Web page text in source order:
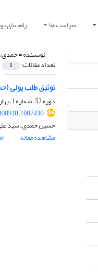
سیاست ها راهنمای
نویسنده =
تعداد مقالات: 1
توثیق طلب پولی
دوره 52، شماره 1، بهار 1401، صفحه
حسین حمدی، سید
مشاهده مقاله